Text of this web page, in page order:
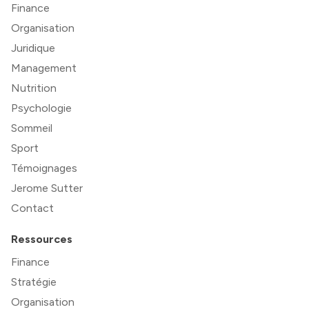
Finance
Organisation
Juridique
Management
Nutrition
Psychologie
Sommeil
Sport
Témoignages
Jerome Sutter
Contact
Ressources
Finance
Stratégie
Organisation